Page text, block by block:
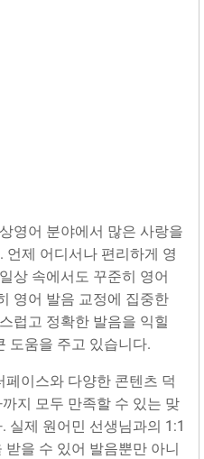
영어 분야에서 많은 사랑을
언제 어디서나 편리하게 영
상 속에서도 꾸준히 영어
영어 발음 교정에 집중한
럽고 정확한 발음을 익힐
도움을 주고 있습니다.
이스와 다양한 콘텐츠 덕
지 모두 만족할 수 있는 맞
실제 원어민 선생님과의 1:1
을 수 있어 발음뿐만 아니